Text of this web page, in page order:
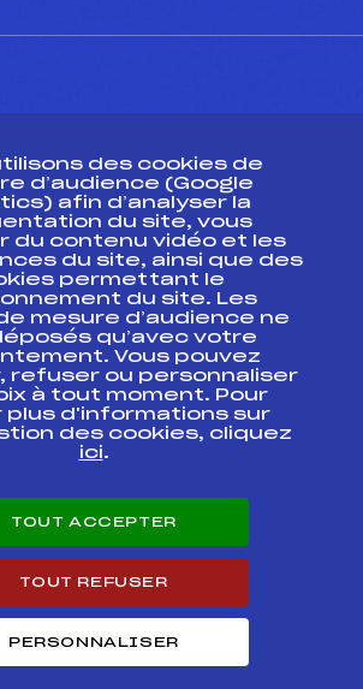
fédéral
fédéral
Formation, Suivi
l’athlète
des cookies de
d’audience (Google
afin d’analyser la
du site, vous
du contenu vidéo et les
du site, ainsi que des
permettant le
du site. Les
mesure d’audience ne
qu’avec votre
Vous pouvez
refuser ou personnaliser
à tout moment. Pour
plus d'informations sur
des cookies, cliquez
ici.
TOUT ACCEPTER
TOUT REFUSER
PERSONNALISER